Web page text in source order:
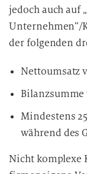
jedoch auch auf
Unternehmen“/
der folgenden
Nettoumsatz
Mindestens
während des
Nicht komplexe